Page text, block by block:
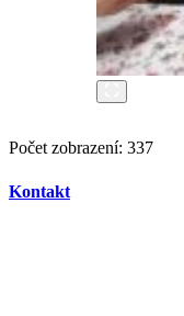
Počet zobrazení: 337
Kontakt